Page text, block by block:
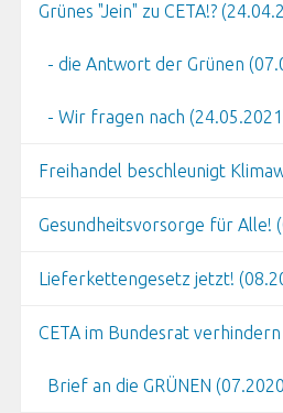
Grünes "Jein" zu CETA!?
- die Antwort der Grünen
- Wir fragen nach
Freihandel beschleunigt
Gesundheitsvorsorge für Alle!
Lieferkettengesetz jetzt!
CETA im Bundesrat verhindern
Brief an die GRÜNEN